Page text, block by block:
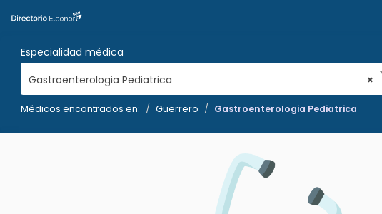
Especialidad médica
×
Gastroenterologia Pediatrica
Médicos encontrados en: Guerrero Gastroenterologia Pediatrica